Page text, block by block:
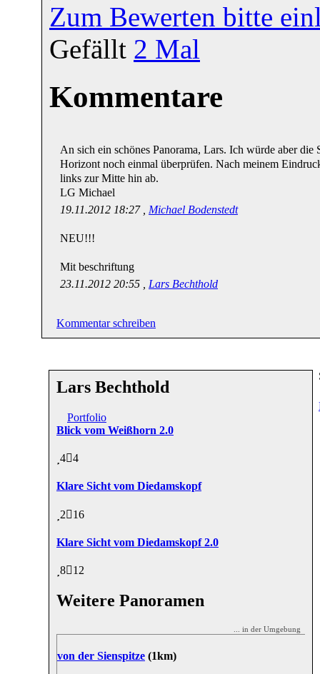
Zum Bewerten bitte
Gefällt 2 Mal
Kommentare
An sich ein schönes Panorama, Lars. Ich würde aber die
Horizont noch einmal überprüfen. Nach meinem
links zur Mitte hin ab.
LG Michael
19.11.2012 18:27 , Michael Bodenstedt
NEU!!!
Mit beschriftung
23.11.2012 20:55 , Lars Bechthold
Kommentar schreiben
Lars Bechthold
Portfolio
Blick vom Weißhorn 2.0
4 4
Klare Sicht vom Diedamskopf
2 16
Klare Sicht vom Diedamskopf 2.0
8 12
Weitere Panoramen
... in der Umgebung
von der Sienspitze (1km)